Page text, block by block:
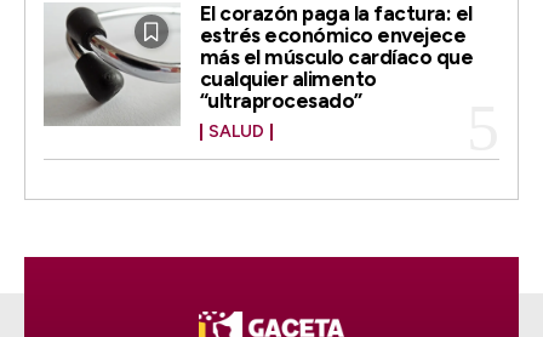
El corazón paga la factura: el
estrés económico envejece
más el músculo cardíaco que
cualquier alimento
“ultraprocesado”
SALUD